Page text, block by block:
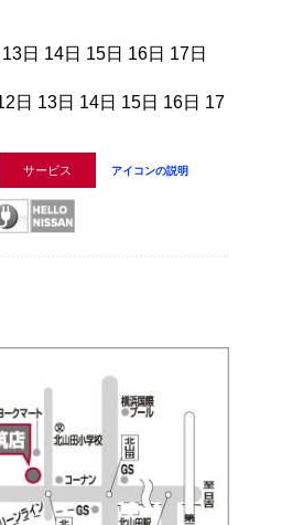
日 14日 15日 16日 17日
日 13日 14日 15日 16日 17
サービス アイコンの説明